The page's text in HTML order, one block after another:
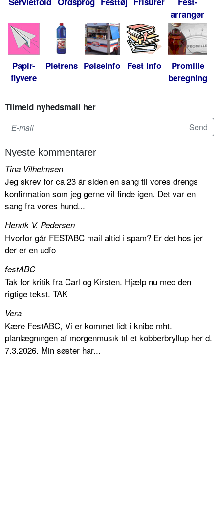
arrangør
Papir-
flyvere
Pletrens Pølseinfo Fest info
Promille
beregning
Tilmeld nyhedsmail her
Nyeste kommentarer
Tina Vilhelmsen
Jeg skrev for ca 23 år siden en sang til vores drengs
konfirmation som jeg gerne vil finde igen. Det var en
sang fra vores hund...
Henrik V. Pedersen
Hvorfor går FESTABC mail altid i spam? Er det hos jer
der er en udfo
festABC
Tak for kritik fra Carl og Kirsten. Hjælp nu med den
rigtige tekst. TAK
Vera
Kære FestABC, Vi er kommet lidt i knibe mht.
planlægningen af morgenmusik til et kobberbryllup her d.
7.3.2026. Min søster har...